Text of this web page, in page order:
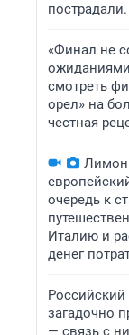
«Финал не
смотреть
орел» на
честная
очередь к
Италию и
денег
загадочно
— связь с